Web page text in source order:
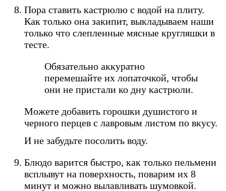
Пора ставить кастрюлю с водой на плиту.
Как только она закипит, выкладываем наши
только что слепленные мясные кругляшки в
тесте.
Обязательно аккуратно
перемешайте их лопаточкой, чтобы
они не пристали ко дну кастрюли.
Можете добавить горошки душистого и
черного перцев с лавровым листом по вкусу.
И не забудьте посолить воду.
Блюдо варится быстро, как только пельмени
всплывут на поверхность, поварим их 8
минут и можно вылавливать шумовкой.